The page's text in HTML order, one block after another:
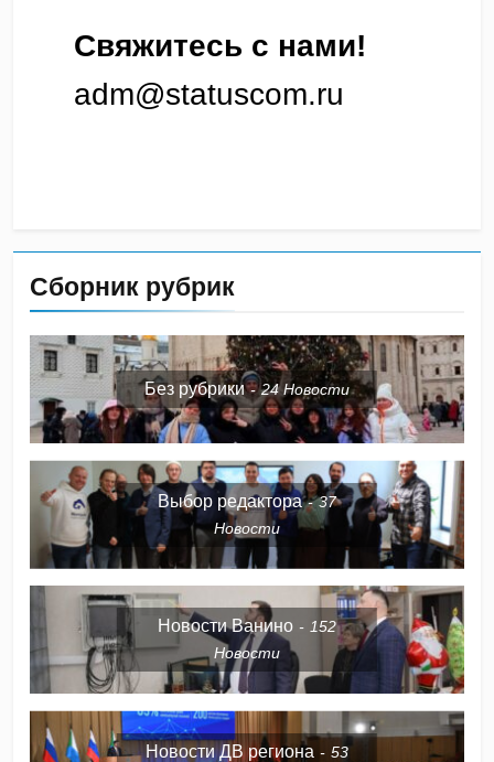
Свяжитесь с нами!
adm@statuscom.ru
Сборник рубрик
Без рубрики 24Новости
Выбор редактора
37
Новости
Новости Ванино
152
Новости
Новости ДВ региона
53